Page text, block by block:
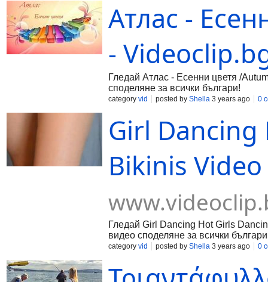
Атлас -
-
Гледай Атлас - Есенни цветя /
споделяне за всички българи!
category vid posted by Shella 3 years ago 0
Girl
Bikinis
Гледай Girl Dancing Hot Girls
видео споделяне за всички
category vid posted by Shella 3 years ago 0